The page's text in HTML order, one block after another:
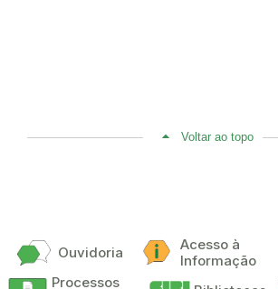
Voltar ao topo
Ouvidoria
Acesso à
Informação
Processos